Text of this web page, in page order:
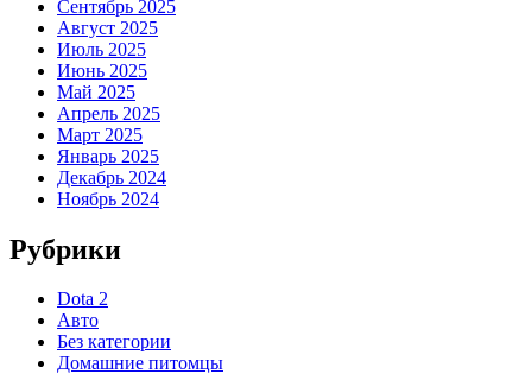
Сентябрь 2025
Август 2025
Июль 2025
Июнь 2025
Май 2025
Апрель 2025
Март 2025
Январь 2025
Декабрь 2024
Ноябрь 2024
Рубрики
Dota 2
Авто
Без категории
Домашние питомцы